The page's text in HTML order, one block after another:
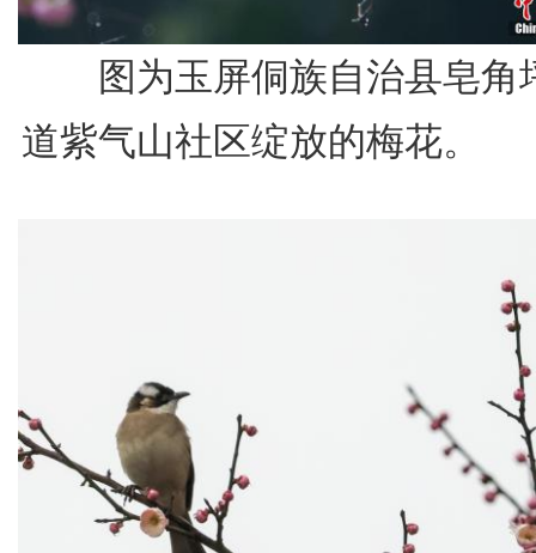
图为玉屏侗族自治县皂角
道紫气山社区绽放的梅花。